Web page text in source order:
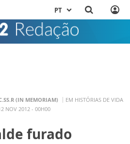
PT
(IN MEMORIAM)
EM HISTÓRIAS DE VIDA
NOV 2012 - 00H00
furado